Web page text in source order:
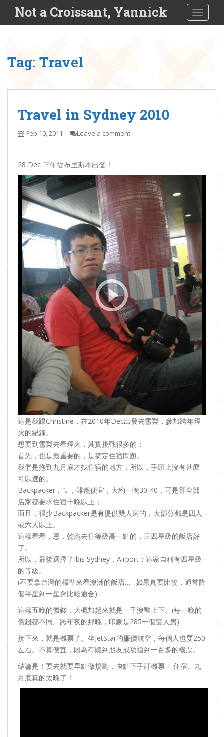
i
Not a Croissant, Yannick
Tag: Travel
Travel in Sydney 2010
Feb 10, 2011 Leave a comment
28 Dec 下午從布里斯本出發！
這是我跟Christine，在2010年Dec出發去雪梨，參加跨年煙
火的紀錄。
想要到雪梨去看煙火，其實挑戰很多的；
首先，也是最重要的，是搞定住宿問題。
我們是拖到九月底才找住宿的地方，所以，手頭上沒有甚麼
可以選的。
Backpacker，ㄟ，雖然便宜，大約一晚30-40，可是卻全部
店家都要求住宿十晚以上；
而且，很少Backpacker是有提供雙人房的，大部分都是四人
或六人以上。
這樣看看，恩，乾脆去住等級高一點的，三四星級的飯店好
了。
所以，最後選擇了Ibis Sydney，Airport；這家自稱有四星級
的等級。
(不要拿台灣的標準來看澳洲的飯店……如果真要比較，通常降
個半星到一星會比較適合)
這樣五晚的價錢，大概加起來就是一千澳幣上下。(每一晚的
價錢都不同。跨年夜的那晚，印象是285一個雙人房)
接下來，就是機票了。坐JetStar的廉價航空，每個人也要250
左右。不算便宜，因為有聽到朋友成功搶到一百多的機票。
結論是！要去就要早點做規劃，快點下手訂機票 + 住宿。九
月底真的太晚了！